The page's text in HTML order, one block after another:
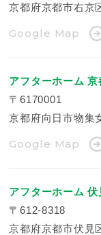
京都府京都市右京
Google Map
アフターホーム 京
〒6170001
京都府向日市物集
Google Map
アフターホーム 伏
〒612-8318
京都府京都市伏見